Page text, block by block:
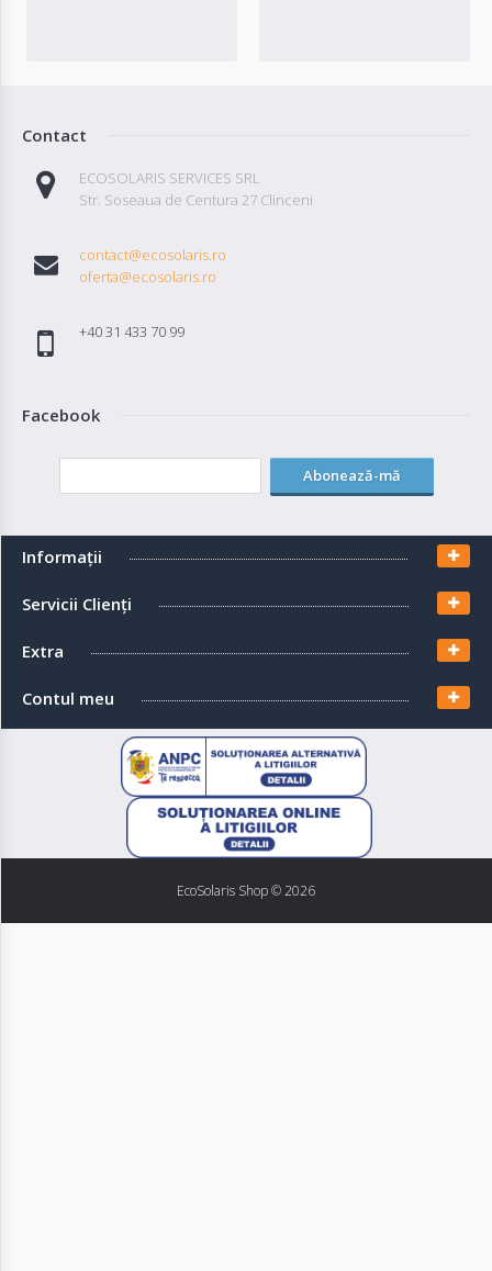
Contact
ECOSOLARIS SERVICES SRL
Str. Soseaua de Centura 27 Clinceni
contact@ecosolaris.ro
oferta@ecosolaris.ro
+40 31 433 70 99
Facebook
Abonează-mă
Informaţii
Servicii Clienţi
Extra
Contul meu
EcoSolaris Shop© 2026